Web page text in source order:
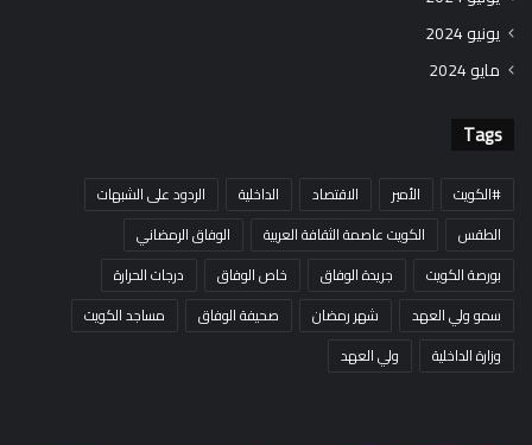
يونيو 2024
مايو 2024
Tags
#الكويت الأمير الاقتصاد الداخلية
الردود على الشبهات
الطقس
الكويت عاصمة الثقافة العربية
الوفاق الرمضاني
بورصة الكويت
جريدة الوفاق خاص الوفاق
درجات الحرارة
سمو ولي العهد
شهر رمضان صحيفة الوفاق
مساجد الكويت
وزارة الداخلية
ولي العهد